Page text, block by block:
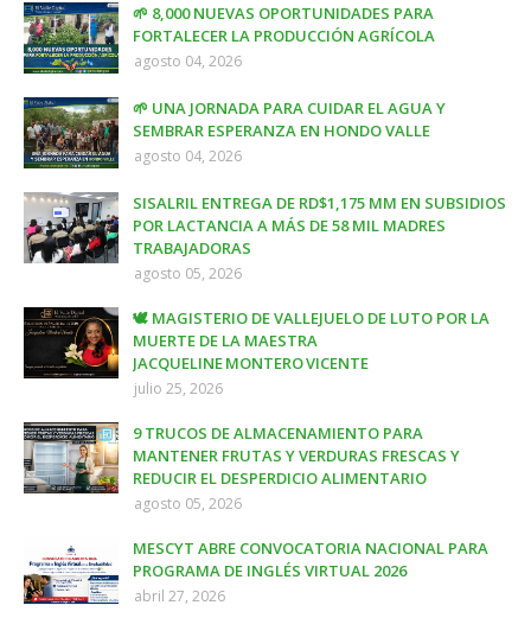
🌱 8,000 NUEVAS OPORTUNIDADES PARA
FORTALECER LA PRODUCCIÓN AGRÍCOLA
agosto 04, 2026
🌱 UNA JORNADA PARA CUIDAR EL AGUA Y
SEMBRAR ESPERANZA EN HONDO VALLE
agosto 04, 2026
SISALRIL ENTREGA DE RD$1,175 MM EN SUBSIDIOS
POR LACTANCIA A MÁS DE 58 MIL MADRES
TRABAJADORAS
agosto 05, 2026
🕊️ MAGISTERIO DE VALLEJUELO DE LUTO POR LA
MUERTE DE LA MAESTRA
JACQUELINE MONTERO VICENTE
julio 25, 2026
9 TRUCOS DE ALMACENAMIENTO PARA
MANTENER FRUTAS Y VERDURAS FRESCAS Y
REDUCIR EL DESPERDICIO ALIMENTARIO
agosto 05, 2026
MESCYT ABRE CONVOCATORIA NACIONAL PARA
PROGRAMA DE INGLÉS VIRTUAL 2026
abril 27, 2026